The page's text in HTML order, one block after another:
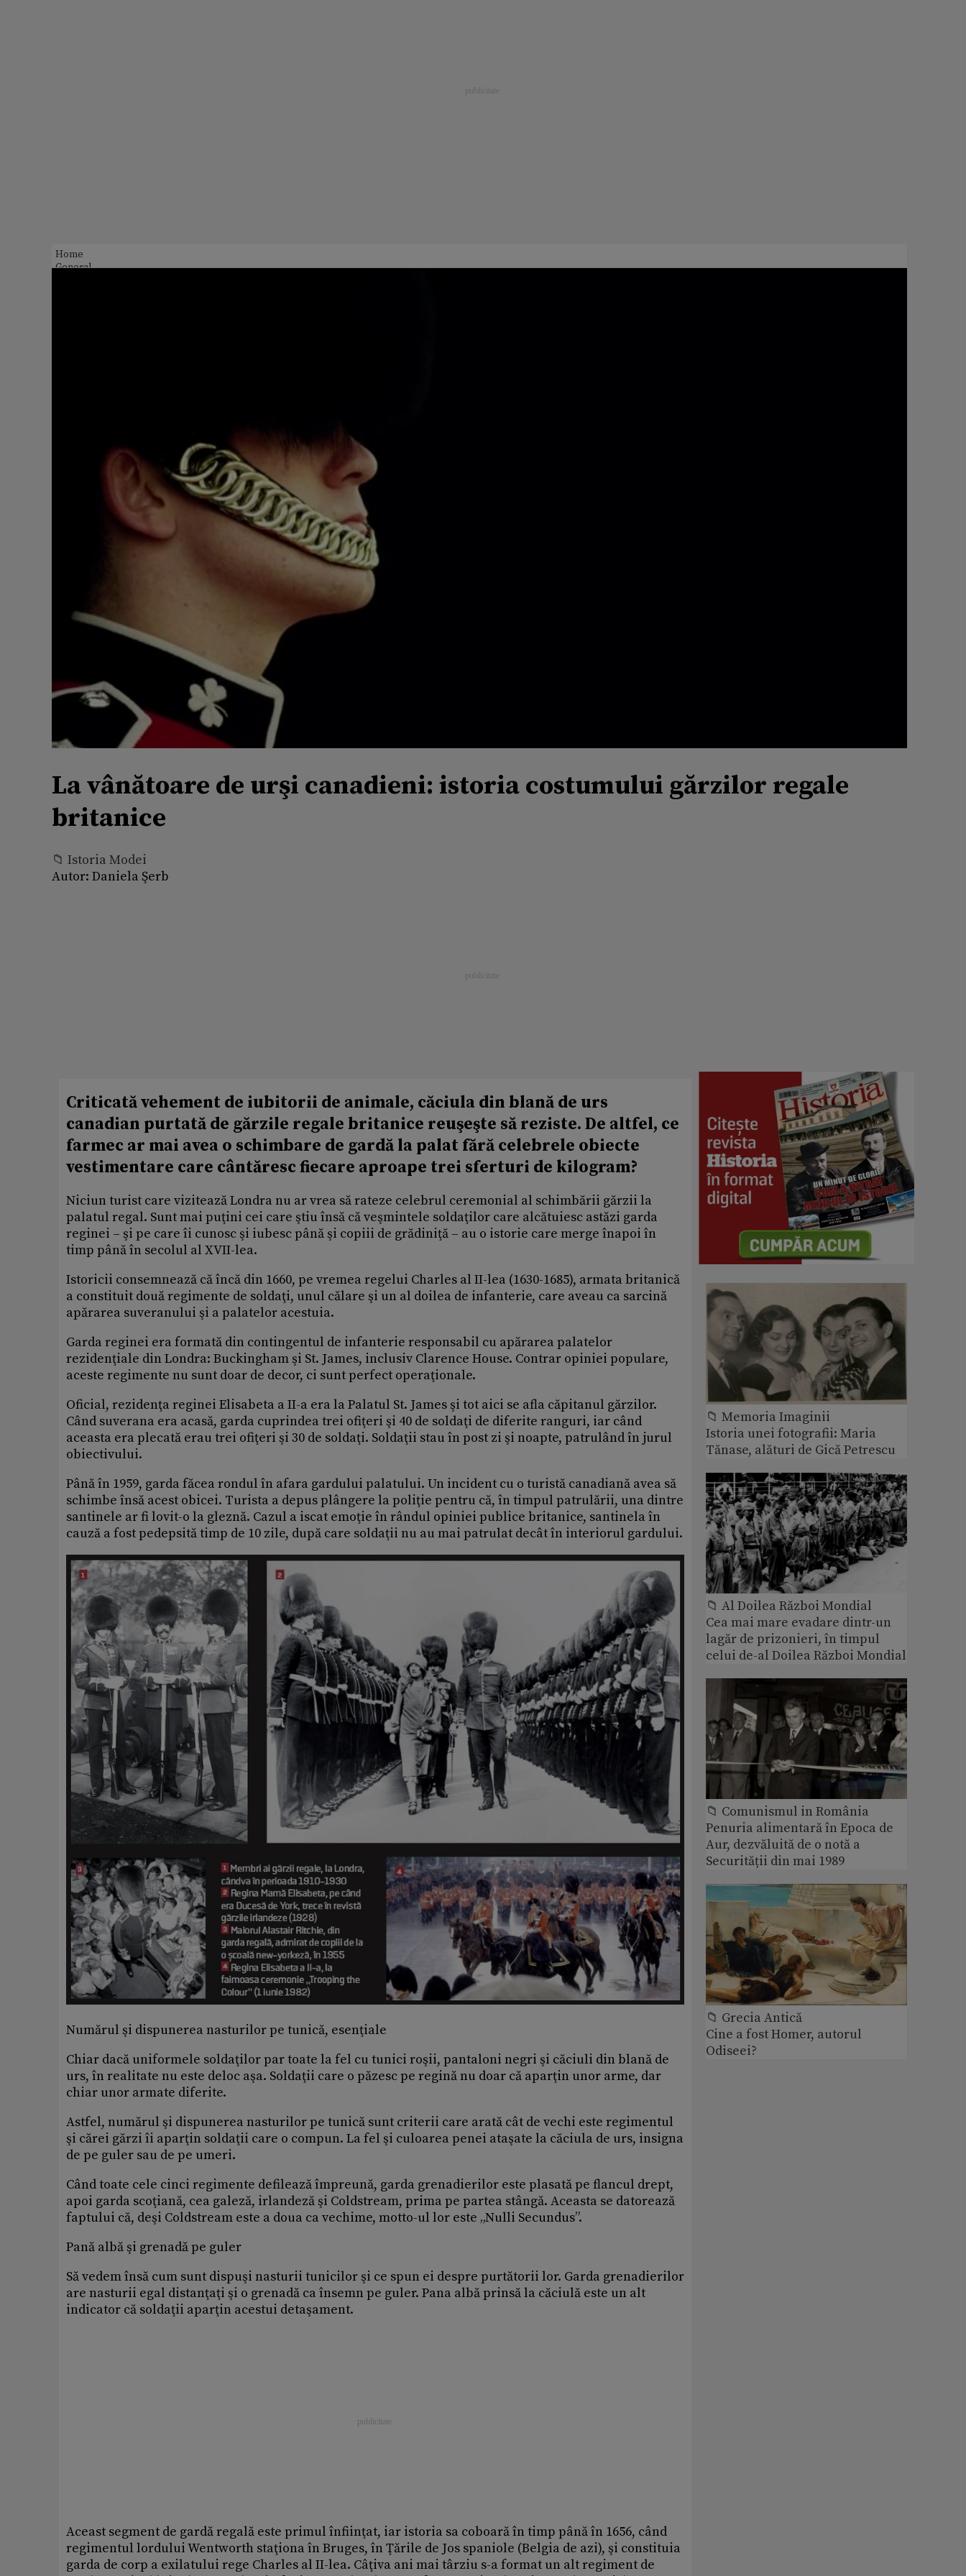
Home
General
La vânătoare de urşi canadieni: istoria costumului gărzilor regale
britanice
📁 Istoria Modei
Autor: Daniela Şerb
Criticată vehement de iubitorii de animale, căciula din blană de urs
canadian purtată de gărzile regale britanice reuşeşte să reziste. De altfel, ce
farmec ar mai avea o schimbare de gardă la palat fără celebrele obiecte
vestimentare care cântăresc fiecare aproape trei sferturi de kilogram?
Niciun turist care vizitează Londra nu ar vrea să rateze celebrul ceremonial al schimbării gărzii la
palatul regal. Sunt mai puţini cei care ştiu însă că veşmintele soldaţilor care alcătuiesc astăzi garda
reginei – şi pe care îi cunosc şi iubesc până şi copiii de grădiniţă – au o istorie care merge înapoi în
timp până în secolul al XVII-lea.
Istoricii consemnează că încă din 1660, pe vremea regelui Charles al II-lea (1630-1685), armata britanică
a constituit două regimente de soldaţi, unul călare şi un al doilea de infanterie, care aveau ca sarcină
apărarea suveranului şi a palatelor acestuia.
Garda reginei era formată din contingentul de infanterie responsabil cu apărarea palatelor
rezidenţiale din Londra: Buckingham şi St. James, inclusiv Clarence House. Contrar opiniei populare,
aceste regimente nu sunt doar de decor, ci sunt perfect operaţionale.
Oficial, rezidenţa reginei Elisabeta a II-a era la Palatul St. James şi tot aici se afla căpitanul gărzilor.
Când suverana era acasă, garda cuprindea trei ofiţeri şi 40 de soldaţi de diferite ranguri, iar când
aceasta era plecată erau trei ofiţeri şi 30 de soldaţi. Soldaţii stau în post zi şi noapte, patrulând în jurul
obiectivului.
Până în 1959, garda făcea rondul în afara gardului palatului. Un incident cu o turistă canadiană avea să
schimbe însă acest obicei. Turista a depus plângere la poliţie pentru că, în timpul patrulării, una dintre
santinele ar fi lovit-o la gleznă. Cazul a iscat emoţie în rândul opiniei publice britanice, santinela în
cauză a fost pedepsită timp de 10 zile, după care soldaţii nu au mai patrulat decât în interiorul gardului.
Numărul şi dispunerea nasturilor pe tunică, esenţiale
Chiar dacă uniformele soldaţilor par toate la fel cu tunici roşii, pantaloni negri şi căciuli din blană de
urs, în realitate nu este deloc aşa. Soldaţii care o păzesc pe regină nu doar că aparţin unor arme, dar
chiar unor armate diferite.
Astfel, numărul şi dispunerea nasturilor pe tunică sunt criterii care arată cât de vechi este regimentul
şi cărei gărzi îi aparţin soldaţii care o compun. La fel şi culoarea penei ataşate la căciula de urs, insigna
de pe guler sau de pe umeri.
Când toate cele cinci regimente defilează împreună, garda grenadierilor este plasată pe flancul drept,
apoi garda scoţiană, cea galeză, irlandeză şi Coldstream, prima pe partea stângă. Aceasta se datorează
faptului că, deşi Coldstream este a doua ca vechime, motto-ul lor este „Nulli Secundus”.
Pană albă şi grenadă pe guler
Să vedem însă cum sunt dispuşi nasturii tunicilor şi ce spun ei despre purtătorii lor. Garda grenadierilor
are nasturii egal distanţaţi şi o grenadă ca însemn pe guler. Pana albă prinsă la căciulă este un alt
indicator că soldaţii aparţin acestui detaşament.
Aceast segment de gardă regală este primul înfiinţat, iar istoria sa coboară în timp până în 1656, când
regimentul lordului Wentworth staţiona în Bruges, în Ţările de Jos spaniole (Belgia de azi), şi constituia
garda de corp a exilatului rege Charles al II-lea. Câţiva ani mai târziu s-a format un alt regiment de
📁 Memoria Imaginii
Istoria unei fotografii: Maria
Tănase, alături de Gică Petrescu
📁 Al Doilea Război Mondial
Cea mai mare evadare dintr-un
lagăr de prizonieri, în timpul
celui de-al Doilea Război Mondial
📁 Comunismul in România
Penuria alimentară în Epoca de
Aur, dezvăluită de o notă a
Securității din mai 1989
📁 Grecia Antică
Cine a fost Homer, autorul
Odiseei?